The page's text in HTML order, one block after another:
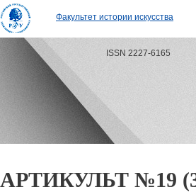
Факультет истории искусства
ISSN 2227-6165
АРТИКУЛЬТ №19